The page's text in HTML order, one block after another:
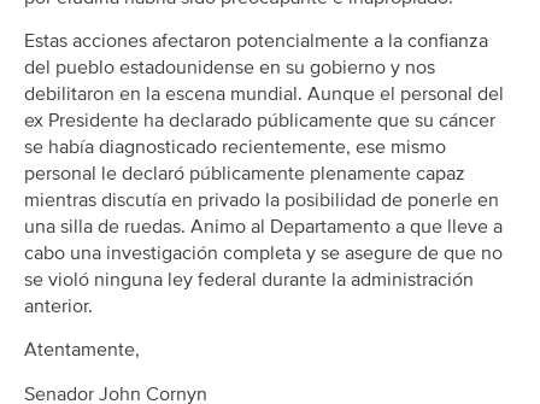
Estas acciones afectaron potencialmente a la confianza
del pueblo estadounidense en su gobierno y nos
debilitaron en la escena mundial. Aunque el personal del
ex Presidente ha declarado públicamente que su cáncer
se había diagnosticado recientemente, ese mismo
personal le declaró públicamente plenamente capaz
mientras discutía en privado la posibilidad de ponerle en
una silla de ruedas. Animo al Departamento a que lleve a
cabo una investigación completa y se asegure de que no
se violó ninguna ley federal durante la administración
anterior.
Atentamente,
Senador John Cornyn